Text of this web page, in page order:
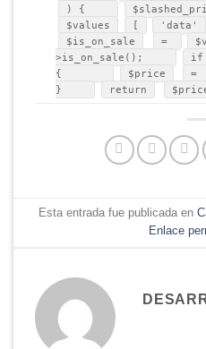
) {
$values
[ 'data'
$is_on_sale
=
>is_on_sale();
if
{
$price =
}
return
Esta entrada fue publicada en
Enlace